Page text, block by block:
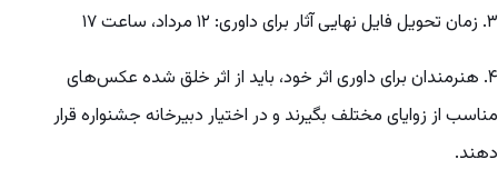
۳. زمان تحویل فایل نهایی آثار برای داوری: ۱۲ مرداد، ساعت ۱۷
۴. هنرمندان برای داوری اثر خود، باید از اثر خلق شده عکس‌های
مناسب از زوایای مختلف بگیرند و در اختیار دبیرخانه جشنواره قرار
دهند.